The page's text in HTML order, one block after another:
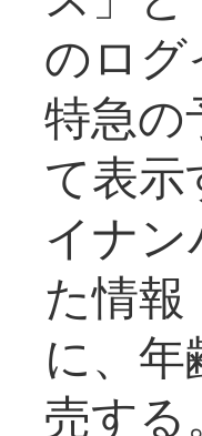
のログ
特急の
て表
イナ
た情報
に、
売する